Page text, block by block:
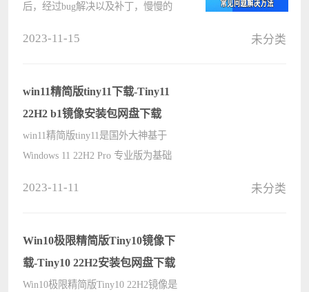
后，经过bug解决以及补丁，慢慢的
举的常见解决方法吧。 1、win11我
2023-11-15 未分类
win11精简版tiny11下载-Tiny11
22H2 b1镜像安装包网盘下载
win11精简版tiny11是国外大神基于
Windows 11 22H2 Pro 专业版为基础
面、Windows 终端、Microsoft Store
????
2023-11-11 未分类
Win10极限精简版Tiny10镜像下
载-Tiny10 22H2安装包网盘下载
Win10极限精简版Tiny10 22H2镜像是